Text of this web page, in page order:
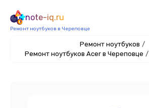
note-iq.ru
Ремонт ноутбуков в Череповце
Ремонт ноутбуков /
Ремонт ноутбуков Acer в Череповце /